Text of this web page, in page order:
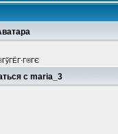
с maria_3